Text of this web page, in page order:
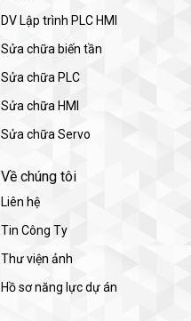
DV Lập trình PLC HMI
Sửa chữa biến tần
Sửa chữa PLC
Sửa chữa HMI
Sửa chữa Servo
Về chúng tôi
Liên hệ
Tin Công Ty
Thư viện ảnh
Hồ sơ năng lực dự án